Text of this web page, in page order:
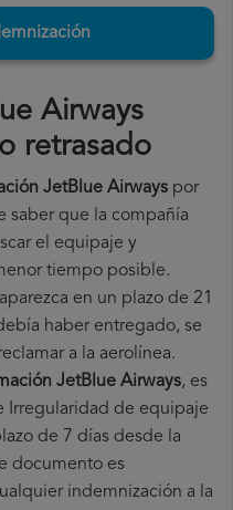
Airways
retrasado
JetBlue Airways por
saber que la compañía
el equipaje y
tiempo posible.
en un plazo de 21
haber entregado, se
a la aerolínea.
JetBlue Airways, es
Irregularidad de equipaje
de 7 días desde la
documento es
indemnización a la